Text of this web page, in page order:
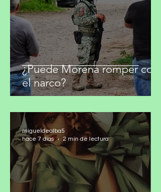
¿Puede Morena romper con
el narco?
migueldealba5
hace 7 días
2 min de lectura